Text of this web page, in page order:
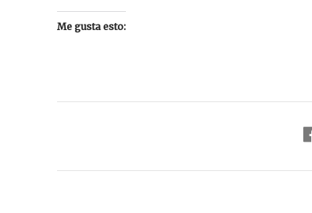
Me gusta esto: